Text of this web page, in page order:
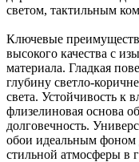
светом, тактильным
Ключевые
высокого качества с
материала. Гладкая
глубину светло-
света. Устойчивость к
флизелиновая основа
долговечность.
обои идеальным фоном
стильной атмосферы в